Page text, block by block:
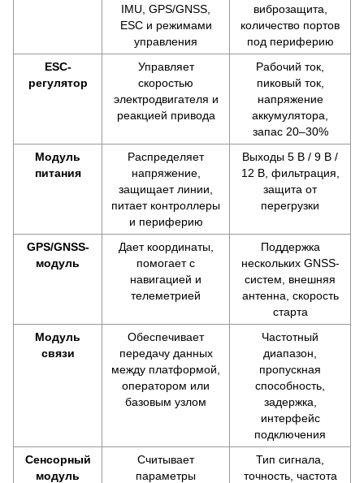
IMU, GPS/GNSS,
ESC и режимами
управления
виброзащита,
количество портов
под периферию
ESC-
регулятор
Управляет
скоростью
электродвигателя и
реакцией привода
Рабочий ток,
пиковый ток,
напряжение
аккумулятора,
запас 20–30%
Модуль
питания
Распределяет
напряжение,
защищает линии,
питает контроллеры
и периферию
Выходы 5 В / 9 В /
12 В, фильтрация,
защита от
перегрузки
GPS/GNSS-
модуль
Дает координаты,
помогает с
навигацией и
телеметрией
Поддержка
нескольких GNSS-
систем, внешняя
антенна, скорость
старта
Модуль
связи
Обеспечивает
передачу данных
между платформой,
оператором или
базовым узлом
Частотный
диапазон,
пропускная
способность,
задержка,
интерфейс
подключения
Сенсорный
модуль
Считывает
параметры
Тип сигнала,
точность, частота